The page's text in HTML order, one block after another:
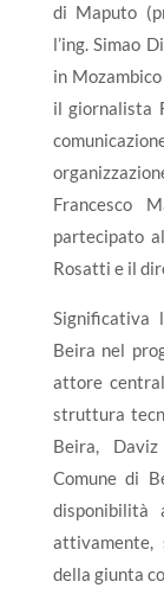
di Maputo
l’ing. Simao
in
il giornalista
Francesco
partecipato
Rosatti e il
Significativa
Beira nel
attore
struttura
Beira,
Comune di
disponibilità
attivamente,
della giunta